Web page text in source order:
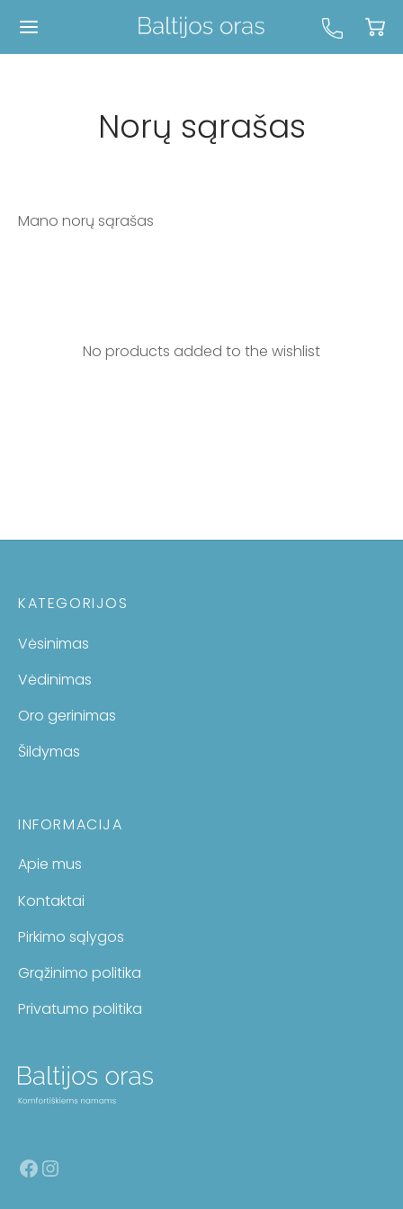
Norų sąrašas
Mano norų sąrašas
No products added to the wishlist
KATEGORIJOS
Vėsinimas
Vėdinimas
Oro gerinimas
Šildymas
INFORMACIJA
Apie mus
Kontaktai
Pirkimo sąlygos
Grąžinimo politika
Privatumo politika
Facebook